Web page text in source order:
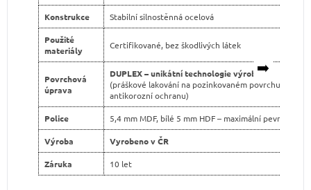
➡️
Konstrukce Stabilní silnostěnná ocelová
Použité
materiály
Certifikované, bez škodlivých látek
Povrchová
úprava
DUPLEX – unikátní technologie výroby
(práškové lakování na pozinkovaném povrchu pro
antikorozní ochranu)
Police 5,4 mm MDF, bílé 5 mm HDF – maximální pevnost
Výroba Vyrobeno v ČR
Záruka 10 let